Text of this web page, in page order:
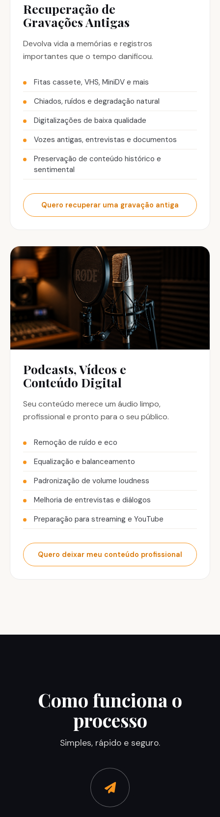
Recuperação de
Gravações Antigas
Devolva vida a memórias e registros
importantes que o tempo danificou.
Fitas cassete, VHS, MiniDV e mais
Chiados, ruídos e degradação natural
Digitalizações de baixa qualidade
Vozes antigas, entrevistas e documentos
Preservação de conteúdo histórico e
sentimental
Quero recuperar uma gravação antiga
Podcasts, Vídeos e
Conteúdo Digital
Seu conteúdo merece um áudio limpo,
profissional e pronto para o seu público.
Remoção de ruído e eco
Equalização e balanceamento
Padronização de volume loudness
Melhoria de entrevistas e diálogos
Preparação para streaming e YouTube
Quero deixar meu conteúdo profissional
Como funciona o
processo
Simples, rápido e seguro.